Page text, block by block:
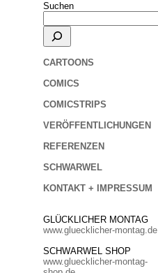
Suchen
CARTOONS
COMICS
COMICSTRIPS
VERÖFFENTLICHUNGEN
REFERENZEN
SCHWARWEL
KONTAKT + IMPRESSUM
GLÜCKLICHER MONTAG
www.gluecklicher-montag.de
SCHWARWEL SHOP
www.gluecklicher-montag-